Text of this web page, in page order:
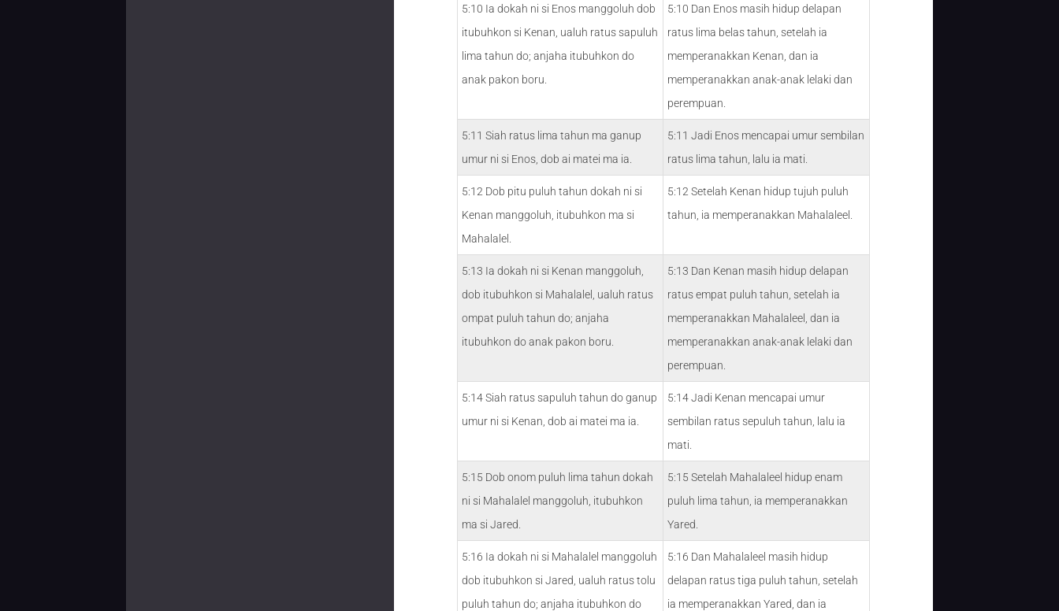
5:10 Ia dokah ni si Enos manggoluh dob
itubuhkon si Kenan, ualuh ratus sapuluh
lima tahun do; anjaha itubuhkon do
anak pakon boru.
5:10 Dan Enos masih hidup delapan
ratus lima belas tahun, setelah ia
memperanakkan Kenan, dan ia
memperanakkan anak-anak lelaki dan
perempuan.
5:11 Siah ratus lima tahun ma ganup
umur ni si Enos, dob ai matei ma ia.
5:11 Jadi Enos mencapai umur sembilan
ratus lima tahun, lalu ia mati.
5:12 Dob pitu puluh tahun dokah ni si
Kenan manggoluh, itubuhkon ma si
Mahalalel.
5:12 Setelah Kenan hidup tujuh puluh
tahun, ia memperanakkan Mahalaleel.
5:13 Ia dokah ni si Kenan manggoluh,
dob itubuhkon si Mahalalel, ualuh ratus
ompat puluh tahun do; anjaha
itubuhkon do anak pakon boru.
5:13 Dan Kenan masih hidup delapan
ratus empat puluh tahun, setelah ia
memperanakkan Mahalaleel, dan ia
memperanakkan anak-anak lelaki dan
perempuan.
5:14 Siah ratus sapuluh tahun do ganup
umur ni si Kenan, dob ai matei ma ia.
5:14 Jadi Kenan mencapai umur
sembilan ratus sepuluh tahun, lalu ia
mati.
5:15 Dob onom puluh lima tahun dokah
ni si Mahalalel manggoluh, itubuhkon
ma si Jared.
5:15 Setelah Mahalaleel hidup enam
puluh lima tahun, ia memperanakkan
Yared.
5:16 Ia dokah ni si Mahalalel manggoluh
dob itubuhkon si Jared, ualuh ratus tolu
puluh tahun do; anjaha itubuhkon do
5:16 Dan Mahalaleel masih hidup
delapan ratus tiga puluh tahun, setelah
ia memperanakkan Yared, dan ia